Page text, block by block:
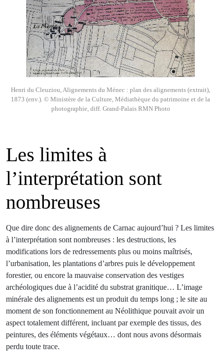
Henri du Cleuziou, Alignements du Ménec : plan des alignements (extrait),
1873 (env.). © Ministère de la Culture, Médiathèque du patrimoine et de la
photographie, diff. Grand-Palais RMN Photo
Les limites à
l’interprétation sont
nombreuses
Que dire donc des alignements de Carnac aujourd’hui ? Les limites
à l’interprétation sont nombreuses : les destructions, les
modifications lors de redressements plus ou moins maîtrisés,
l’urbanisation, les plantations d’arbres puis le développement
forestier, ou encore la mauvaise conservation des vestiges
archéologiques due à l’acidité du substrat granitique… L’image
minérale des alignements est un produit du temps long ; le site au
moment de son fonctionnement au Néolithique pouvait avoir un
aspect totalement différent, incluant par exemple des tissus, des
peintures, des éléments végétaux… dont nous avons désormais
perdu toute trace.